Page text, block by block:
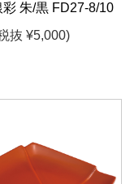
彩 朱/黒 FD27-8/10
抜 ¥5,000)